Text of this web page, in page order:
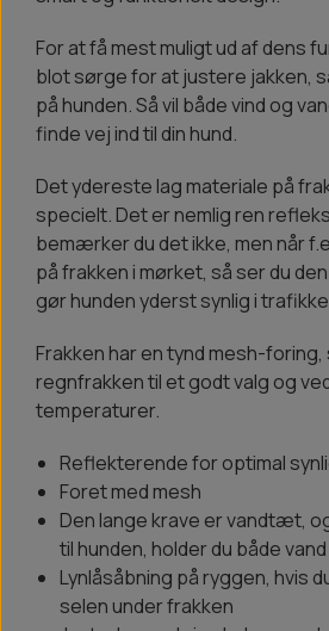
For at få mest muligt ud af dens
blot sørge for at justere jakken,
på hunden. Så vil både vind og
finde vej ind til din hund.
Det ydereste lag materiale på
specielt. Det er nemlig ren
bemærker du det ikke, men når
på frakken i mørket, så ser du
gør hunden yderst synlig i
Frakken har en tynd mesh-
regnfrakken til et godt valg og
temperaturer.
Reflekterende for optimal
Foret med mesh
Den lange krave er vandtæt,
til hunden, holder du både
Lynlåsåbning på ryggen, hvis
selen under frakken